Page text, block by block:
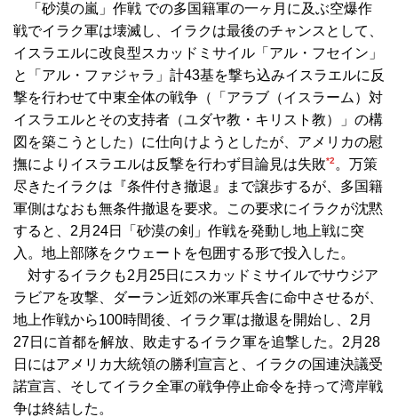
「砂漠の嵐」作戦 での多国籍軍の一ヶ月に及ぶ空爆作
戦でイラク軍は壊滅し、イラクは最後のチャンスとして、
イスラエルに改良型スカッドミサイル「アル・フセイン」
と「アル・ファジャラ」計43基を撃ち込みイスラエルに反
撃を行わせて中東全体の戦争（「アラブ（イスラーム）対
イスラエルとその支持者（ユダヤ教・キリスト教）」の構
図を築こうとした）に仕向けようとしたが、アメリカの慰
撫によりイスラエルは反撃を行わず目論見は失敗*2 。万策
尽きたイラクは『条件付き撤退』まで譲歩するが、多国籍
軍側はなおも無条件撤退を要求。この要求にイラクが沈黙
すると、2月24日「砂漠の剣」作戦を発動し地上戦に突
入。地上部隊をクウェートを包囲する形で投入した。
対するイラクも2月25日にスカッドミサイルでサウジア
ラビアを攻撃、ダーラン近郊の米軍兵舎に命中させるが、
地上作戦から100時間後、イラク軍は撤退を開始し、2月
27日に首都を解放、敗走するイラク軍を追撃した。2月28
日にはアメリカ大統領の勝利宣言と、イラクの国連決議受
諾宣言、そしてイラク全軍の戦争停止命令を持って湾岸戦
争は終結した。